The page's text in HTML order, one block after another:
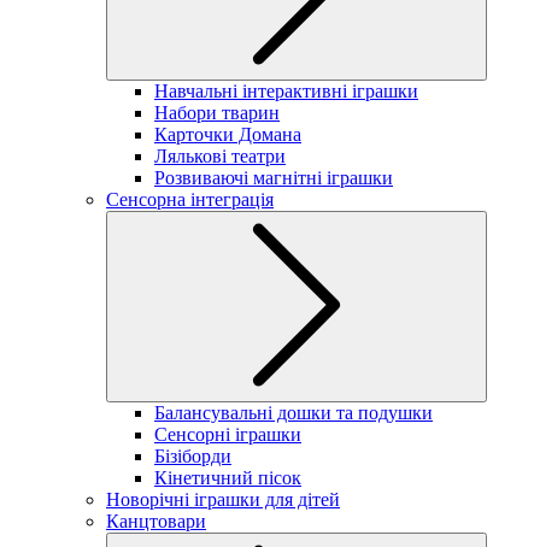
Навчальні інтерактивні іграшки
Набори тварин
Карточки Домана
Лялькові театри
Розвиваючі магнітні іграшки
Сенсорна інтеграція
Балансувальні дошки та подушки
Сенсорні іграшки
Бізіборди
Кінетичний пісок
Новорічні іграшки для дітей
Канцтовари